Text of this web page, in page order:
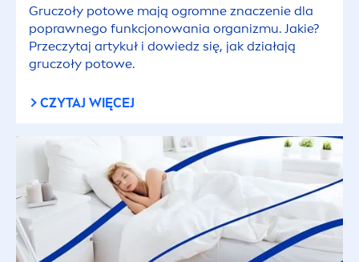
Gruczoły potowe mają ogromne znaczenie dla
poprawnego funkcjonowania organizmu. Jakie?
Przeczytaj artykuł i dowiedz się, jak działają
gruczoły potowe.
CZYTAJ WIĘCEJ